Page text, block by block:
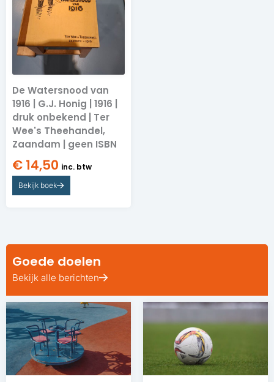
De Watersnood van
1916 | G.J. Honig | 1916 |
druk onbekend | Ter
Wee's Theehandel,
Zaandam | geen ISBN
€ 14,50 inc. btw
Bekijk boek
Goede doelen
Bekijk alle berichten